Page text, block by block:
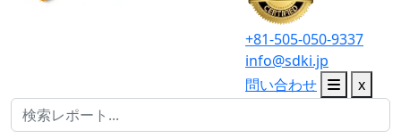
+81-505-050-9337
info@sdki.jp
問い合わせ
x